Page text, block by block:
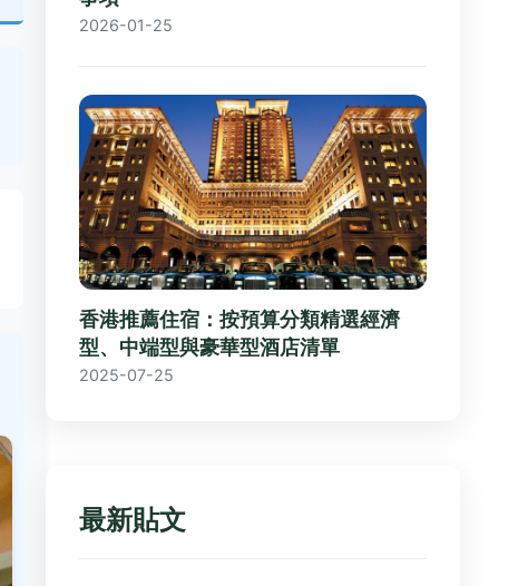
2026-01-25
香港推薦住宿：按預算分類精選經濟
型、中端型與豪華型酒店清單
2025-07-25
最新貼文